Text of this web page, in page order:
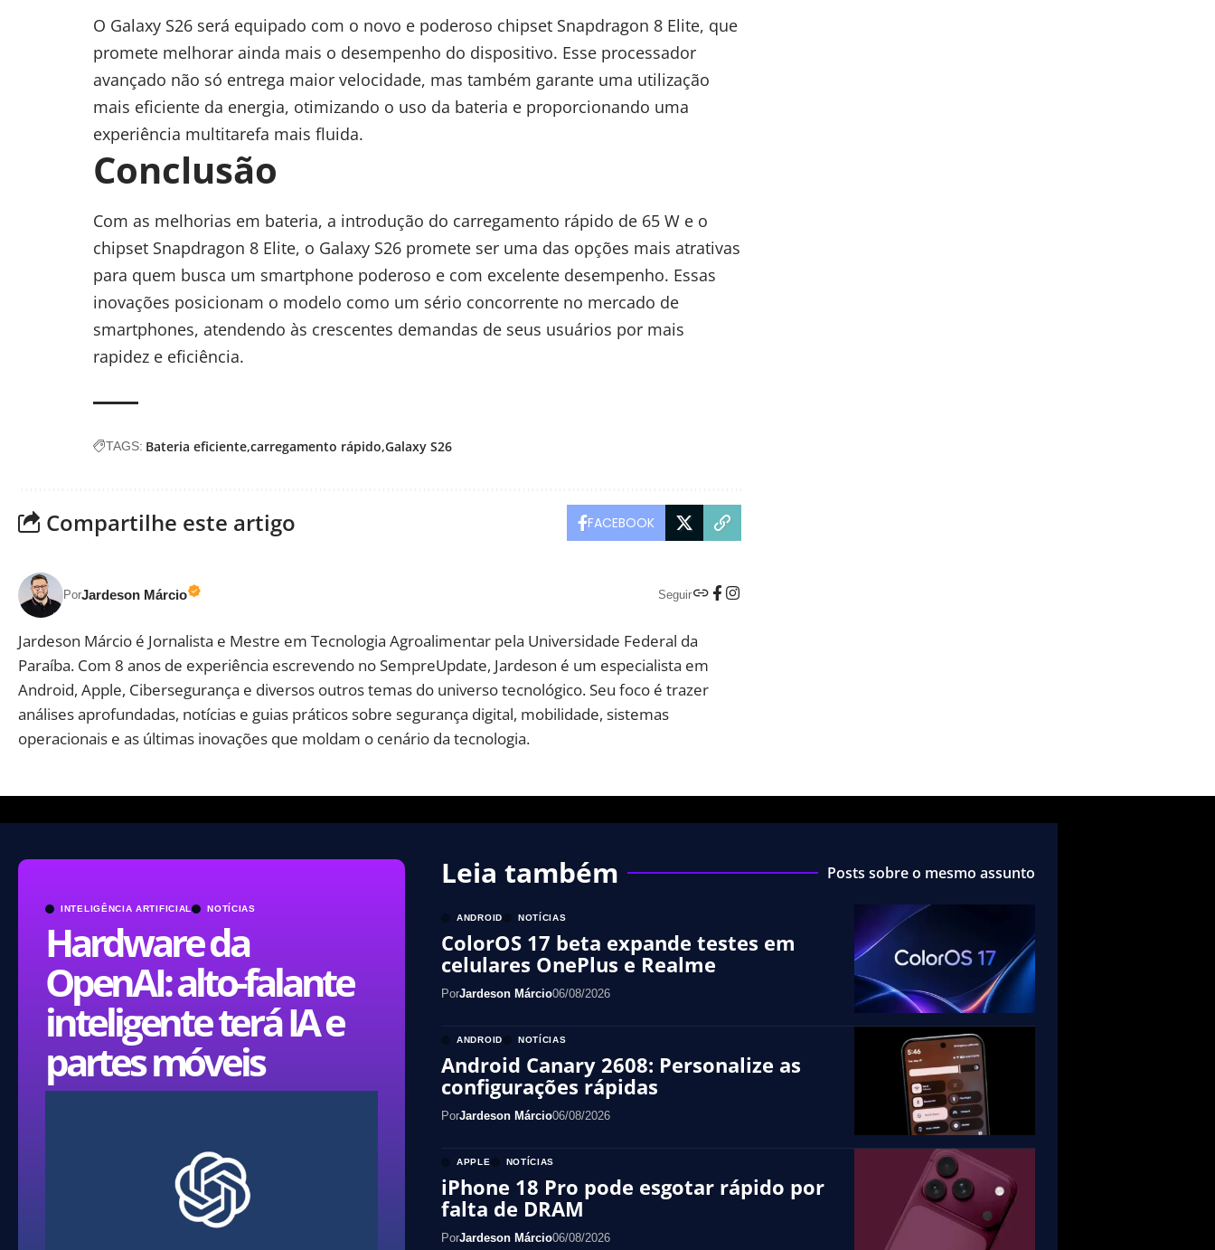
O Galaxy S26 será equipado com o novo e poderoso chipset Snapdragon 8 Elite, que
promete melhorar ainda mais o desempenho do dispositivo. Esse processador
avançado não só entrega maior velocidade, mas também garante uma utilização
mais eficiente da energia, otimizando o uso da bateria e proporcionando uma
experiência multitarefa mais fluida.
Conclusão
Com as melhorias em bateria, a introdução do carregamento rápido de 65 W e o
chipset Snapdragon 8 Elite, o Galaxy S26 promete ser uma das opções mais atrativas
para quem busca um smartphone poderoso e com excelente desempenho. Essas
inovações posicionam o modelo como um sério concorrente no mercado de
smartphones, atendendo às crescentes demandas de seus usuários por mais
rapidez e eficiência.
TAGS: Bateria eficiente carregamento rápido Galaxy S26
Compartilhe este artigo FACEBOOK
PorJardeson Márcio Seguir
Jardeson Márcio é Jornalista e Mestre em Tecnologia Agroalimentar pela Universidade Federal da
Paraíba. Com 8 anos de experiência escrevendo no SempreUpdate, Jardeson é um especialista em
Android, Apple, Cibersegurança e diversos outros temas do universo tecnológico. Seu foco é trazer
análises aprofundadas, notícias e guias práticos sobre segurança digital, mobilidade, sistemas
operacionais e as últimas inovações que moldam o cenário da tecnologia.
INTELIGÊNCIA ARTIFICIAL NOTÍCIAS
Hardware da
OpenAI: alto-falante
inteligente terá IA e
partes móveis
Leia também Posts sobre o mesmo assunto
ANDROID NOTÍCIAS
ColorOS 17 beta expande testes em
celulares OnePlus e Realme
PorJardeson Márcio06/08/2026
ANDROID NOTÍCIAS
Android Canary 2608: Personalize as
configurações rápidas
PorJardeson Márcio06/08/2026
APPLE NOTÍCIAS
iPhone 18 Pro pode esgotar rápido por
falta de DRAM
PorJardeson Márcio06/08/2026